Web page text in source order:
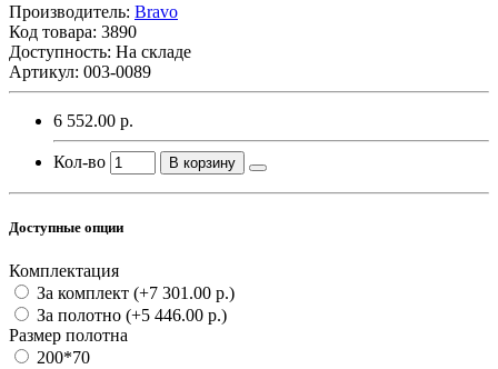
Производитель: Bravo
Код товара: 3890
Доступность: На складе
Артикул: 003-0089
6 552.00 р.
Кол-во В корзину
Доступные опции
Комплектация
За комплект (+7 301.00 р.)
За полотно (+5 446.00 р.)
Размер полотна
200*70